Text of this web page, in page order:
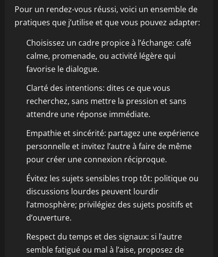
Pour un rendez-vous réussi, voici un ensemble de
pratiques que j’utilise et que vous pouvez adapter:
Choisissez un cadre propice à l’échange: café
calme, promenade, ou activité légère qui
favorise le dialogue.
Clarté des intentions: dites ce que vous
recherchez, sans mettre la pression et sans
attendre une réponse immédiate.
Empathie et sincérité: partagez une expérience
personnelle et invitez l’autre à faire de même
pour créer une connexion réciproque.
Évitez les sujets sensibles trop tôt: politique ou
discussions lourdes peuvent lourdir
l’atmosphère; privilégiez des sujets positifs et
d’ouverture.
Respect du temps et des signaux: si l’autre
semble fatigué ou mal à l’aise, proposez de